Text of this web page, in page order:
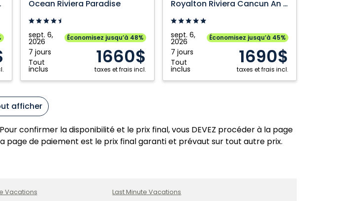
Riviera
Maya,
Mexique
Ocean Riviera Paradise
sept. 6,
2026
7 jours
Tout
inclus
Économisez jusqu’à 48%
1660$
taxes et frais incl.
Paradise:
Riviera
Maya,
Mexique
Royalton Riviera Cancun An Autograph Collection All Inclusive Resort and Casino
sept. 6,
2026
7 jours
Tout
inclus
Économisez jusqu’à 45%
1690$
taxes et frais incl.
Cancun
An
Autograph
Collection
All
Inclusive
Resort
Maya,
Mexique
afficher
confirmer la disponibilité et le prix final, vous DEVEZ procéder à la page
page de paiement est le prix final garanti et prévaut sur tout autre prix.
Vacations
Last Minute Vacations